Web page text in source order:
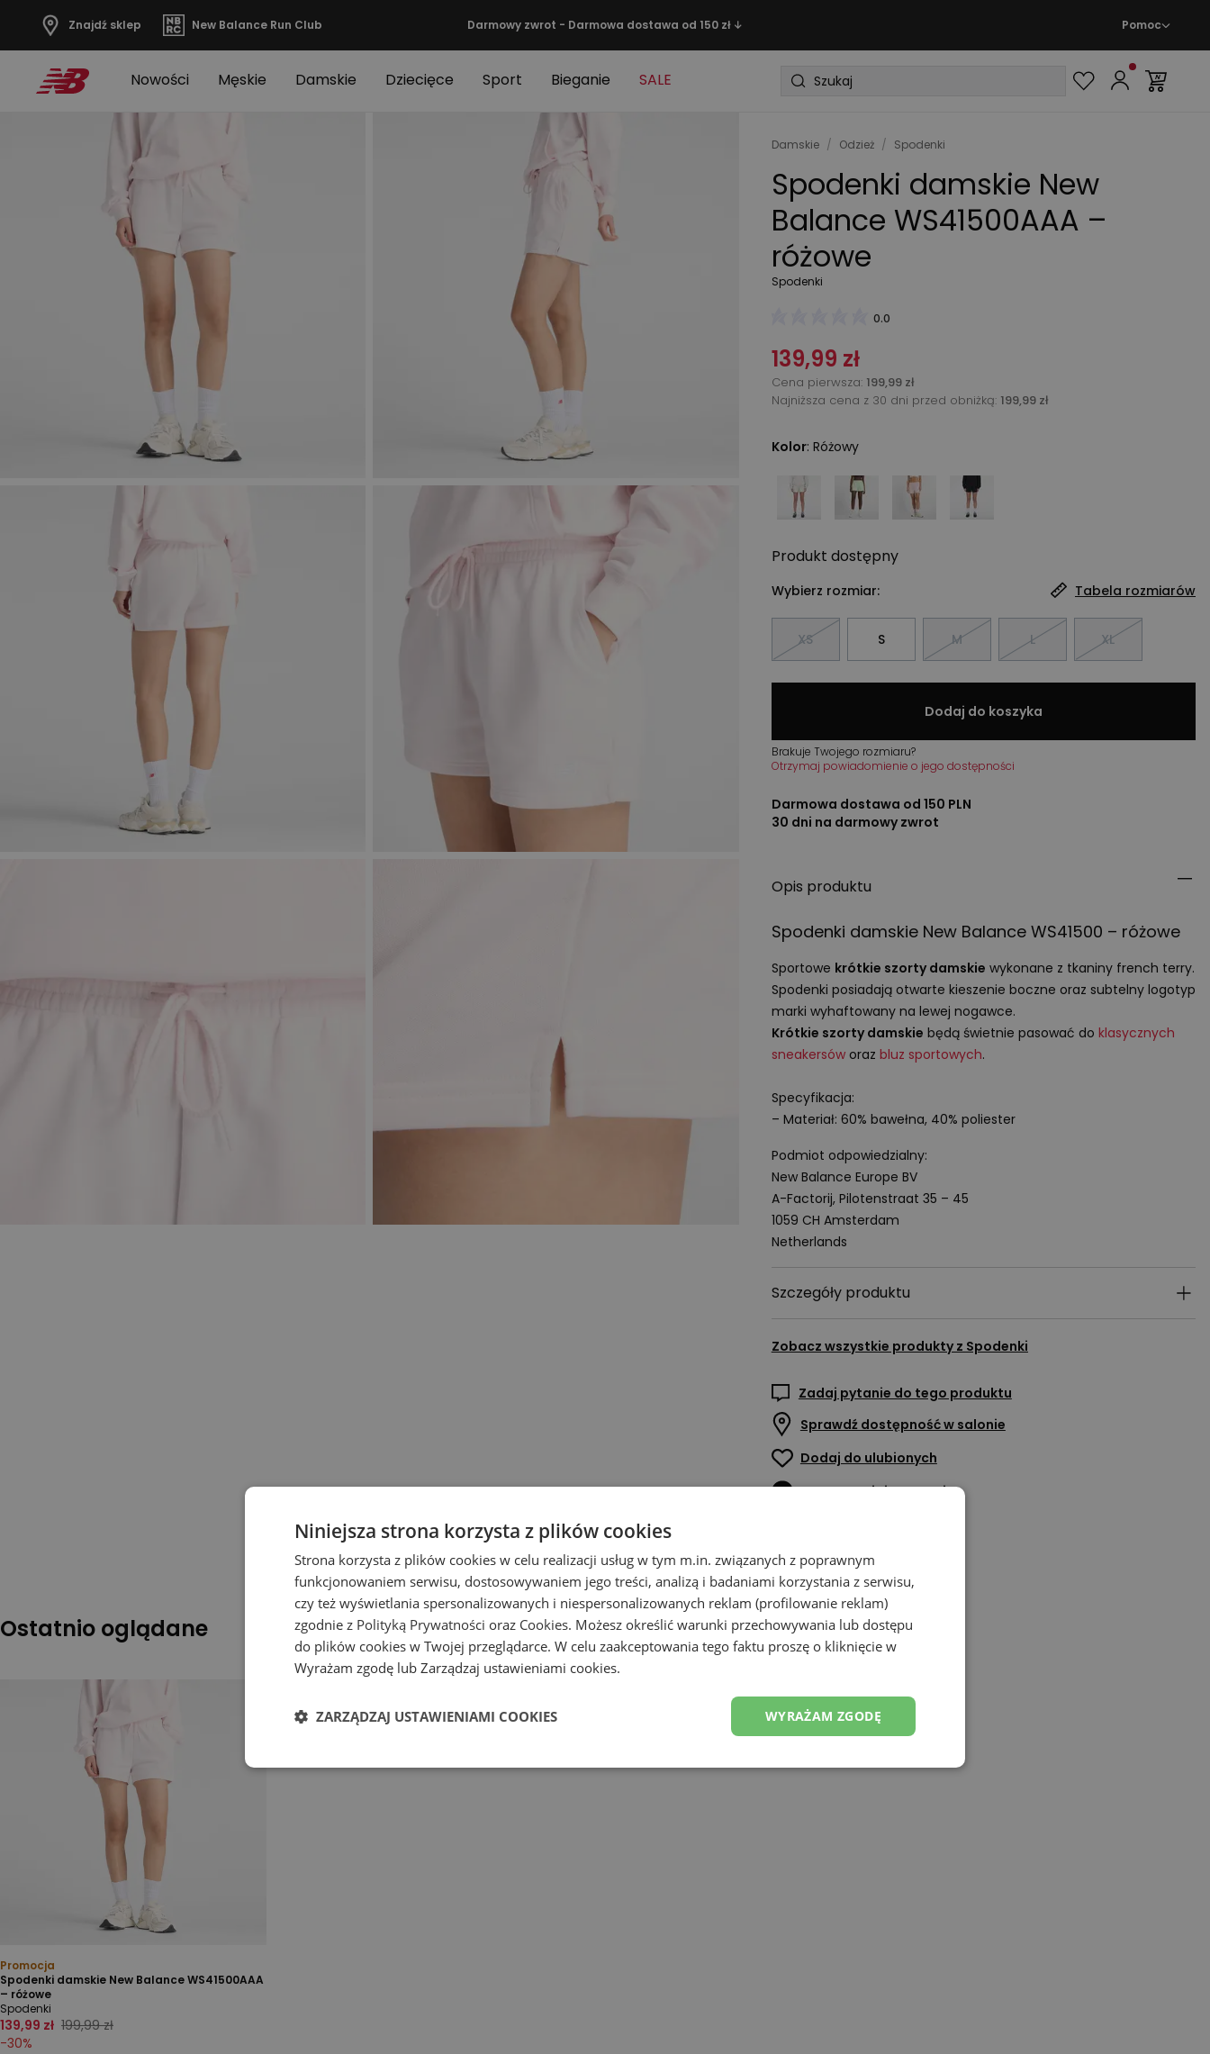
Znajdź sklep New Balance Run Club Darmowy zwrot - Darmowa dostawa od 150 zł ↓ Pomoc
Nowości Męskie Damskie Dziecięce Sport Bieganie SALE
Damskie / Odzież / Spodenki
Spodenki damskie New
Balance WS41500AAA –
różowe
Spodenki
0.0
139,99 zł
Cena pierwsza: 199,99 zł
Najniższa cena z 30 dni przed obniżką: 199,99 zł
Kolor: Różowy
Produkt dostępny
Wybierz rozmiar: Tabela rozmiarów
XS S M L XL
Dodaj do koszyka
Brakuje Twojego rozmiaru?
Otrzymaj powiadomienie o jego dostępności
Darmowa dostawa od 150 PLN
30 dni na darmowy zwrot
Opis produktu
Spodenki damskie New Balance WS41500 – różowe
Sportowe krótkie szorty damskie wykonane z tkaniny french terry.
Spodenki posiadają otwarte kieszenie boczne oraz subtelny logotyp
marki wyhaftowany na lewej nogawce.
Krótkie szorty damskie będą świetnie pasować do klasycznych
sneakersóworaz bluz sportowych.
Specyfikacja:
– Materiał: 60% bawełna, 40% poliester
Podmiot odpowiedzialny:
New Balance Europe BV
A-Factorij, Pilotenstraat 35 – 45
1059 CH Amsterdam
Netherlands
Szczegóły produktu
Zobacz wszystkie produkty z Spodenki
Zadaj pytanie do tego produktu
Sprawdź dostępność w salonie
Dodaj do ulubionych
Porozmawiaj na czacie
Ostatnio oglądane
Promocja
Spodenki damskie New Balance WS41500AAA
– różowe
Spodenki
139,99 zł 199,99 zł
-30%
Niniejsza strona korzysta z plików cookies
Strona korzysta z plików cookies w celu realizacji usług w tym m.in. związanych z poprawnym
funkcjonowaniem serwisu, dostosowywaniem jego treści, analizą i badaniami korzystania z serwisu,
czy też wyświetlania spersonalizowanych i niespersonalizowanych reklam (profilowanie reklam)
zgodnie z Polityką Prywatności oraz Cookies. Możesz określić warunki przechowywania lub dostępu
do plików cookies w Twojej przeglądarce. W celu zaakceptowania tego faktu proszę o kliknięcie w
Wyrażam zgodę lub Zarządzaj ustawieniami cookies.
WYRAŻAM ZGODĘ
ZARZĄDZAJ USTAWIENIAMI COOKIES